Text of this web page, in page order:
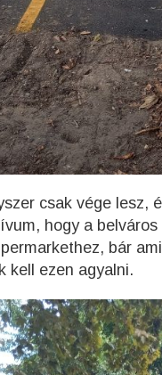
csak vége lesz,
hogy a
bár
kell ezen agyalni.